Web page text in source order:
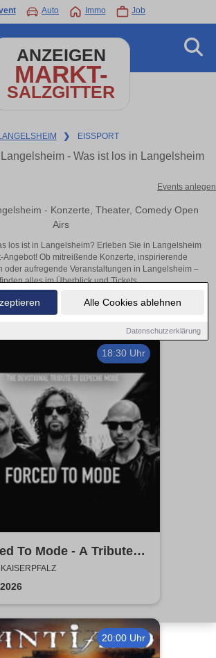
Alle Cookies ablehnen
Datenschutzerklärung
Auto Immo Job
ANZEIGEN
MARKT-
SALZGITTER
❯ EISSPORT
- Was ist los in Langelsheim
Events anlegen
- Konzerte, Theater, Comedy Open
Airs
los ist in Langelsheim? Erleben Sie in Langelsheim
Angebot! Ob mitreißende Konzerte, inspirierende
oder aufregende Veranstaltungen in Langelsheim –
alles im Überblick und Tickets.
18:30 Uhr
To Mode - A Tribute
Mode
20:00 Uhr